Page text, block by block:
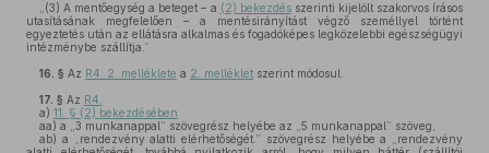
„(3) A mentőegység a beteget – a (2) bekezdésszerinti kijelölt szakorvos írásos
utasításának megfelelően – a mentésirányítást végző személlyel történt
egyeztetés után az ellátásra alkalmas és fogadóképes legközelebbi egészségügyi
intézménybe szállítja.”
16. § Az R4. 2. melléklete a 2. melléklet szerint módosul.
17. § Az R4.
a) 11. § (2) bekezdésében
aa) a „3 munkanappal” szövegrész helyébe az „5 munkanappal” szöveg,
ab) a „rendezvény alatti elérhetőségét.” szövegrész helyébe a „rendezvény